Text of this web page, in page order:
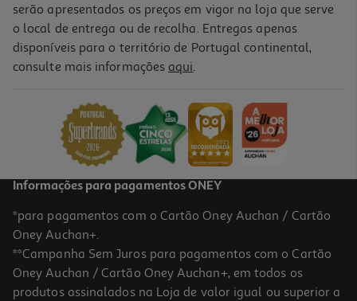
Revista Especial Sopas Cruzadexes
serão apresentados os preços em vigor na loja que serve
o local de entrega ou de recolha. Entregas apenas
disponíveis para o território de Portugal continental,
consulte mais informações aqui.
Informações para pagamentos ONEY
*para pagamentos com o Cartão Oney Auchan / Cartão
Oney Auchan+.
**Campanha Sem Juros para pagamentos com o Cartão
Oney Auchan / Cartão Oney Auchan+, em todos os
produtos assinalados na Loja de valor igual ou superior a